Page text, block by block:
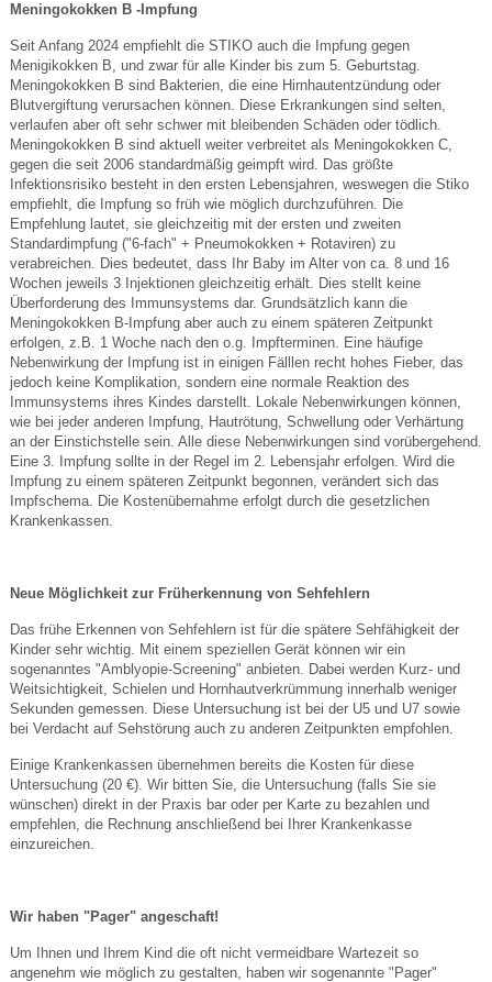
Meningokokken B -Impfung
Seit Anfang 2024 empfiehlt die STIKO auch die Impfung gegen
Menigikokken B, und zwar für alle Kinder bis zum 5. Geburtstag.
Meningokokken B sind Bakterien, die eine Hirnhautentzündung oder
Blutvergiftung verursachen können. Diese Erkrankungen sind selten,
verlaufen aber oft sehr schwer mit bleibenden Schäden oder tödlich.
Meningokokken B sind aktuell weiter verbreitet als Meningokokken C,
gegen die seit 2006 standardmäßig geimpft wird. Das größte
Infektionsrisiko besteht in den ersten Lebensjahren, weswegen die Stiko
empfiehlt, die Impfung so früh wie möglich durchzuführen. Die
Empfehlung lautet, sie gleichzeitig mit der ersten und zweiten
Standardimpfung ("6-fach" + Pneumokokken + Rotaviren) zu
verabreichen. Dies bedeutet, dass Ihr Baby im Alter von ca. 8 und 16
Wochen jeweils 3 Injektionen gleichzeitig erhält. Dies stellt keine
Überforderung des Immunsystems dar. Grundsätzlich kann die
Meningokokken B-Impfung aber auch zu einem späteren Zeitpunkt
erfolgen, z.B. 1 Woche nach den o.g. Impfterminen. Eine häufige
Nebenwirkung der Impfung ist in einigen Fälllen recht hohes Fieber, das
jedoch keine Komplikation, sondern eine normale Reaktion des
Immunsystems ihres Kindes darstellt. Lokale Nebenwirkungen können,
wie bei jeder anderen Impfung, Hautrötung, Schwellung oder Verhärtung
an der Einstichstelle sein. Alle diese Nebenwirkungen sind vorübergehend.
Eine 3. Impfung sollte in der Regel im 2. Lebensjahr erfolgen. Wird die
Impfung zu einem späteren Zeitpunkt begonnen, verändert sich das
Impfschema. Die Kostenübernahme erfolgt durch die gesetzlichen
Krankenkassen.
Neue Möglichkeit zur Früherkennung von Sehfehlern
Das frühe Erkennen von Sehfehlern ist für die spätere Sehfähigkeit der
Kinder sehr wichtig. Mit einem speziellen Gerät können wir ein
sogenanntes "Amblyopie-Screening" anbieten. Dabei werden Kurz- und
Weitsichtigkeit, Schielen und Hornhautverkrümmung innerhalb weniger
Sekunden gemessen. Diese Untersuchung ist bei der U5 und U7 sowie
bei Verdacht auf Sehstörung auch zu anderen Zeitpunkten empfohlen.
Einige Krankenkassen übernehmen bereits die Kosten für diese
Untersuchung (20 €). Wir bitten Sie, die Untersuchung (falls Sie sie
wünschen) direkt in der Praxis bar oder per Karte zu bezahlen und
empfehlen, die Rechnung anschließend bei Ihrer Krankenkasse
einzureichen.
Wir haben "Pager" angeschaft!
Um Ihnen und Ihrem Kind die oft nicht vermeidbare Wartezeit so
angenehm wie möglich zu gestalten, haben wir sogenannte "Pager"